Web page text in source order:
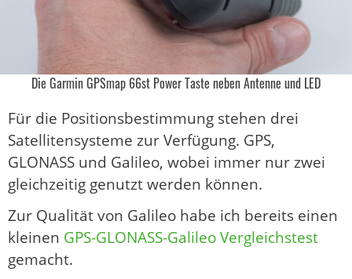
Die Garmin GPSmap 66st Power Taste neben Antenne und LED
Für die Positionsbestimmung stehen drei
Satellitensysteme zur Verfügung. GPS,
GLONASS und Galileo, wobei immer nur zwei
gleichzeitig genutzt werden können.
Zur Qualität von Galileo habe ich bereits einen
kleinen GPS-GLONASS-Galileo Vergleichstest
gemacht.